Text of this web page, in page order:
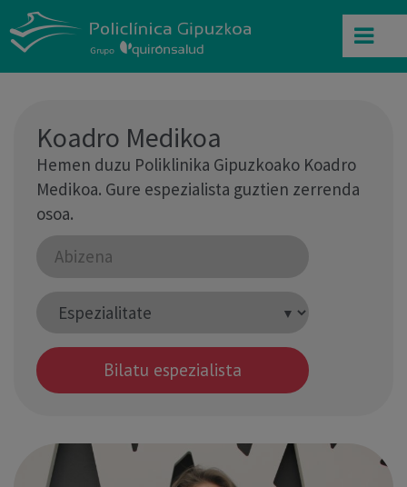
Koadro Medikoa
Hemen duzu Poliklinika Gipuzkoako Koadro
Medikoa. Gure espezialista guztien zerrenda
osoa.
Bilatu espezialista